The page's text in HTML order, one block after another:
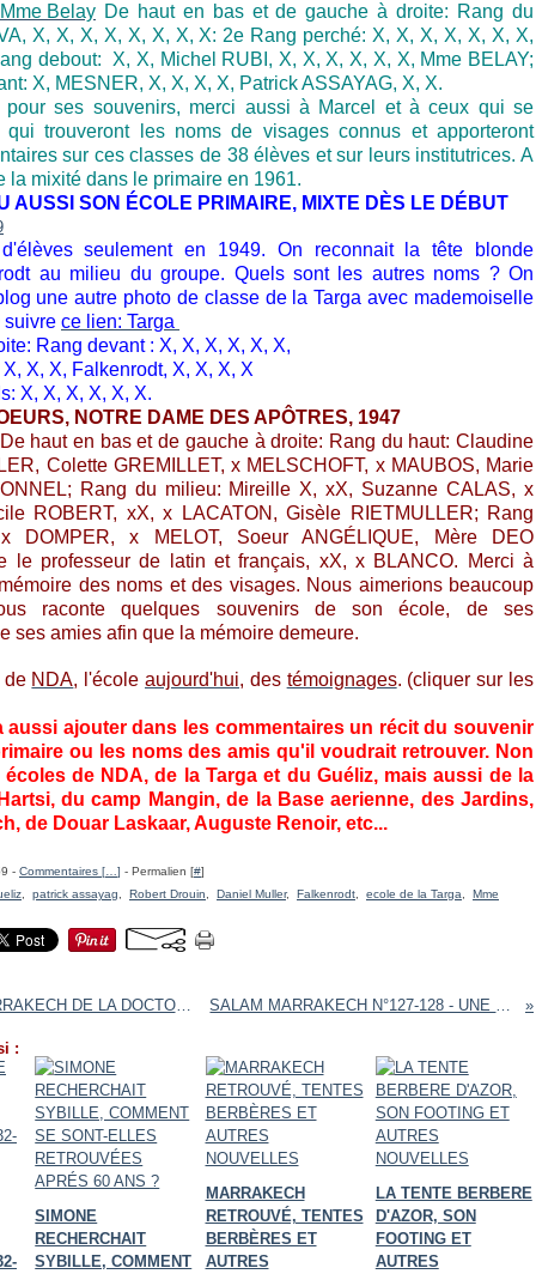
De haut en bas et de gauche à droite: Rang du
X, X, X, X, X, X, X, X: 2e Rang perché: X, X, X, X, X, X, X,
debout: X, X, Michel RUBI, X, X, X, X, X, X, Mme BELAY;
X, MESNER, X, X, X, X, Patrick ASSAYAG, X, X.
pour ses souvenirs, merci aussi à Marcel et à ceux qui se
qui trouveront les noms de visages connus et apporteront
sur ces classes de 38 élèves et sur leurs institutrices. A
la mixité dans le primaire en 1961.
AUSSI SON ÉCOLE PRIMAIRE, MIXTE DÈS LE DÉBUT
seulement en 1949. On reconnait la tête blonde
au milieu du groupe. Quels sont les autres noms ? On
une autre photo de classe de la Targa avec mademoiselle
suivre ce lien: Targa
Rang devant : X, X, X, X, X, X,
X, X, Falkenrodt, X, X, X, X
X, X, X, X, X, X.
NOTRE DAME DES APÔTRES, 1947
De haut en bas et de gauche à droite: Rang du haut: Claudine
Colette GREMILLET, x MELSCHOFT, x MAUBOS, Marie
Rang du milieu: Mireille X, xX, Suzanne CALAS, x
ROBERT, xX, x LACATON, Gisèle RIETMULLER; Rang
DOMPER, x MELOT, Soeur ANGÉLIQUE, Mère DEO
le professeur de latin et français, xX, x BLANCO. Merci à
des noms et des visages. Nous aimerions beaucoup
raconte quelques souvenirs de son école, de ses
ses amies afin que la mémoire demeure.
de NDA, l'écoleaujourd'hui, des témoignages. (cliquer sur les
aussi ajouter dans les commentaires un récit du souvenir
ou les noms des amis qu'il voudrait retrouver. Non
de NDA, de la Targa et du Guéliz, mais aussi de la
du camp Mangin, de la Base aerienne, des Jardins,
de Douar Laskaar, Auguste Renoir, etc...
- Commentaires [ ] - Permalien [#]
patrick assayag Robert Drouin Daniel Muller, Falkenrodt ecole de la Targa
Mme
VOYAGE À MARRAKECH DE LA DOCTORESSE LÉGEY EN AOUT 1909 SALAM MARRAKECH N°127-128 - UNE REVUE PLEINE DE TRÉSORS
:
SIMONE
RECHERCHAIT
SYBILLE, COMMENT
MARRAKECH
RETROUVÉ, TENTES
BERBÈRES ET
AUTRES
LA TENTE BERBERE
D'AZOR, SON
FOOTING ET
AUTRES